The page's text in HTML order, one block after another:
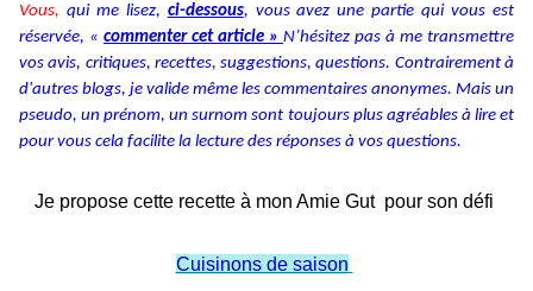
Vous, qui me lisez, ci-dessous, vous avez une partie qui vous est
réservée, « commenter cet article » N’hésitez pas à me transmettre
vos avis, critiques, recettes, suggestions, questions. Contrairement à
d'autres blogs, je valide même les commentaires anonymes. Mais un
pseudo, un prénom, un surnom sont toujours plus agréables à lire et
pour vous cela facilite la lecture des réponses à vos questions.
Je propose cette recette à mon Amie Gut pour son défi
Cuisinons de saison